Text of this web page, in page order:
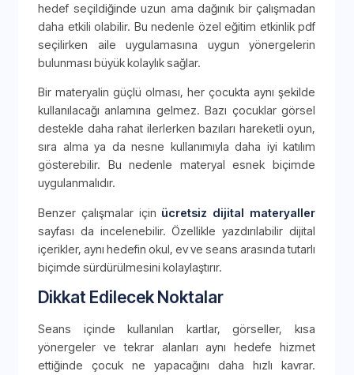
hedef seçildiğinde uzun ama dağınık bir çalışmadan
daha etkili olabilir. Bu nedenle özel eğitim etkinlik pdf
seçilirken aile uygulamasına uygun yönergelerin
bulunması büyük kolaylık sağlar.
Bir materyalin güçlü olması, her çocukta aynı şekilde
kullanılacağı anlamına gelmez. Bazı çocuklar görsel
destekle daha rahat ilerlerken bazıları hareketli oyun,
sıra alma ya da nesne kullanımıyla daha iyi katılım
gösterebilir. Bu nedenle materyal esnek biçimde
uygulanmalıdır.
Benzer çalışmalar için ücretsiz dijital materyaller
sayfası da incelenebilir. Özellikle yazdırılabilir dijital
içerikler, aynı hedefin okul, ev ve seans arasında tutarlı
biçimde sürdürülmesini kolaylaştırır.
Dikkat Edilecek Noktalar
Seans içinde kullanılan kartlar, görseller, kısa
yönergeler ve tekrar alanları aynı hedefe hizmet
ettiğinde çocuk ne yapacağını daha hızlı kavrar.